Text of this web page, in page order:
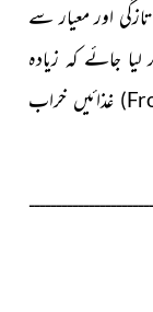
اور معیار سے
جائے کہ زیادہ
) غذائیں خراب